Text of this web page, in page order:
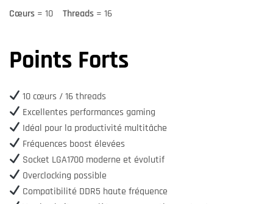
Cœurs = 10 Threads = 16
Points Forts
10 cœurs / 16 threads
Excellentes performances gaming
Idéal pour la productivité multitâche
Fréquences boost élevées
Socket LGA1700 moderne et évolutif
Overclocking possible
Compatibilité DDR5 haute fréquence